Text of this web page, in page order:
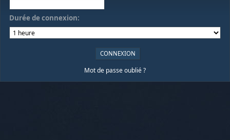
Durée de connexion:
Mot de passe oublié ?